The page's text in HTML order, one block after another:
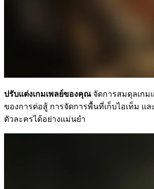
ปรับแต่งเกมเพลย์ของคุณ จัดการสมดุลเกม
ของการต่อสู้ การจัดการพื้นที่เก็บไอเท็ม แ
ตัวละครได้อย่างแม่นยำ